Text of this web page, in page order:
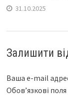
31.10.2025
Залишити
Ваша e-mail
Обов’язкові